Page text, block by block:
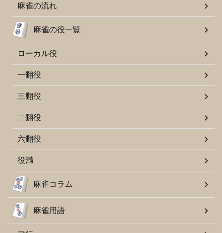
麻雀の流れ
麻雀の役一覧
ローカル役
一翻役
三翻役
二翻役
六翻役
役満
麻雀コラム
麻雀用語